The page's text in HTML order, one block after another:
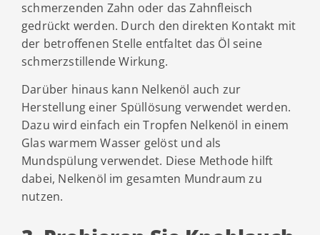
schmerzenden Zahn oder das Zahnfleisch
gedrückt werden. Durch den direkten Kontakt mit
der betroffenen Stelle entfaltet das Öl seine
schmerzstillende Wirkung.
Darüber hinaus kann Nelkenöl auch zur
Herstellung einer Spüllösung verwendet werden.
Dazu wird einfach ein Tropfen Nelkenöl in einem
Glas warmem Wasser gelöst und als
Mundspülung verwendet. Diese Methode hilft
dabei, Nelkenöl im gesamten Mundraum zu
nutzen.